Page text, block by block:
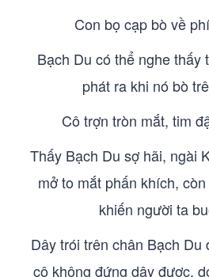
Con bọ cạp bò về
Bạch Du có thể nghe thấy
phát ra khi nó bò
Cô trợn tròn mắt, tim
Thấy Bạch Du sợ hãi, ngài
mở to mắt phấn khích,
khiến người ta
Dây trói trên chân Bạch Du
cô không đứng dậy được,